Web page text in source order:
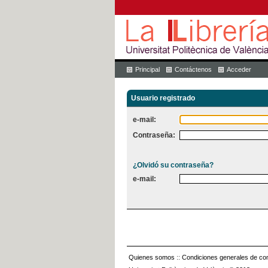
Principal Contáctenos Acceder
Usuario registrado
e-mail:
Contraseña:
¿Olvidó su contraseña?
e-mail:
Quienes somos :: Condiciones generales de